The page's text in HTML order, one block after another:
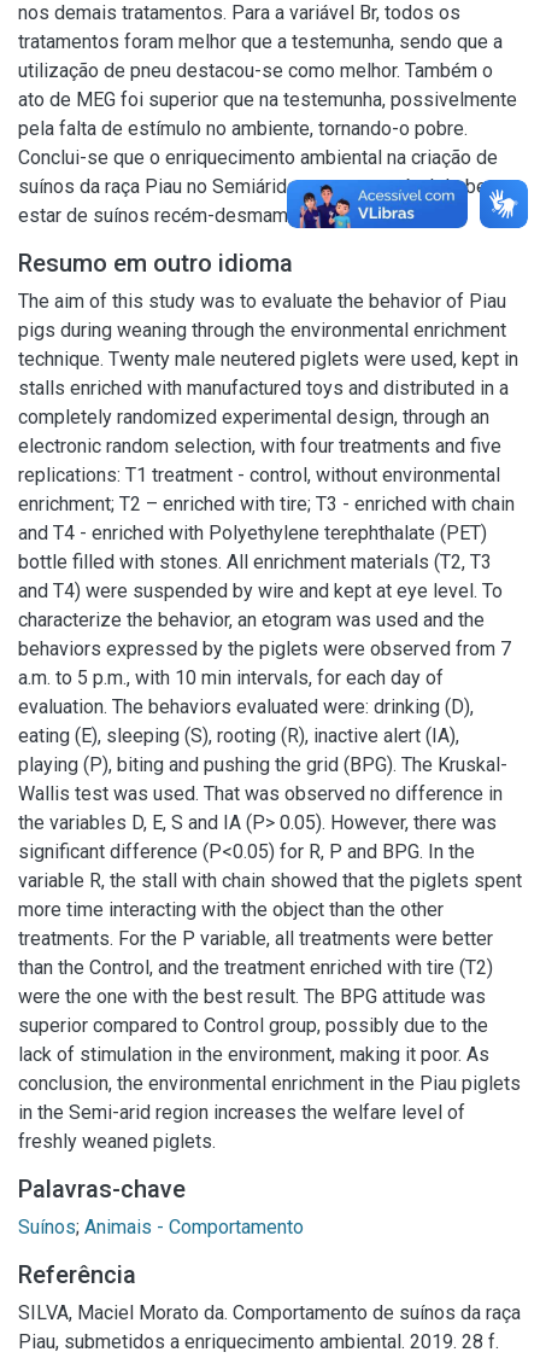
nos demais tratamentos. Para a variável Br, todos os
tratamentos foram melhor que a testemunha, sendo que a
utilização de pneu destacou-se como melhor. Também o
ato de MEG foi superior que na testemunha, possivelmente
pela falta de estímulo no ambiente, tornando-o pobre.
Conclui-se que o enriquecimento ambiental na criação de
suínos da raça Piau no Semiárido aumenta o nível de bem-
estar de suínos recém-desmamados.
Resumo em outro idioma
The aim of this study was to evaluate the behavior of Piau
pigs during weaning through the environmental enrichment
technique. Twenty male neutered piglets were used, kept in
stalls enriched with manufactured toys and distributed in a
completely randomized experimental design, through an
electronic random selection, with four treatments and five
replications: T1 treatment - control, without environmental
enrichment; T2 – enriched with tire; T3 - enriched with chain
and T4 - enriched with Polyethylene terephthalate (PET)
bottle filled with stones. All enrichment materials (T2, T3
and T4) were suspended by wire and kept at eye level. To
characterize the behavior, an etogram was used and the
behaviors expressed by the piglets were observed from 7
a.m. to 5 p.m., with 10 min intervals, for each day of
evaluation. The behaviors evaluated were: drinking (D),
eating (E), sleeping (S), rooting (R), inactive alert (IA),
playing (P), biting and pushing the grid (BPG). The Kruskal-
Wallis test was used. That was observed no difference in
the variables D, E, S and IA (P> 0.05). However, there was
significant difference (P<0.05) for R, P and BPG. In the
variable R, the stall with chain showed that the piglets spent
more time interacting with the object than the other
treatments. For the P variable, all treatments were better
than the Control, and the treatment enriched with tire (T2)
were the one with the best result. The BPG attitude was
superior compared to Control group, possibly due to the
lack of stimulation in the environment, making it poor. As
conclusion, the environmental enrichment in the Piau piglets
in the Semi-arid region increases the welfare level of
freshly weaned piglets.
Palavras-chave
Suínos; Animais - Comportamento
Referência
SILVA, Maciel Morato da. Comportamento de suínos da raça
Piau, submetidos a enriquecimento ambiental. 2019. 28 f.